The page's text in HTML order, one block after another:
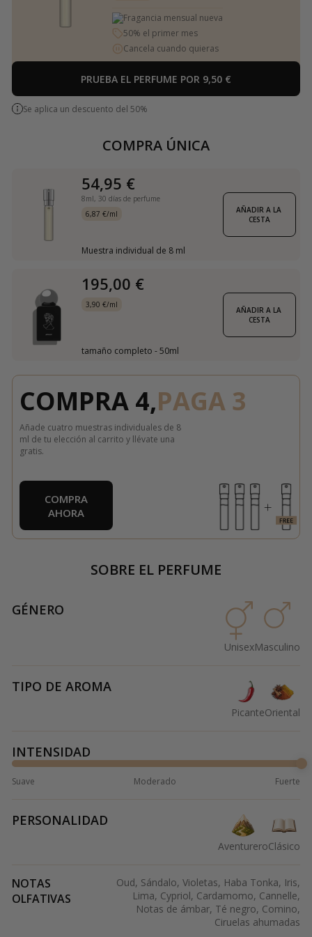
Fragancia mensual nueva
50% el primer mes
Cancela cuando quieras
PRUEBA EL PERFUME POR 9,50 €
Se aplica un descuento del 50%
COMPRA ÚNICA
54,95 €
8ml, 30 días de perfume
6,87 €/ml
Muestra individual de 8 ml
AÑADIR A LA
CESTA
195,00 €
3,90 €/ml
tamaño completo - 50ml
AÑADIR A LA
CESTA
COMPRA 4,PAGA 3
Añade cuatro muestras individuales de 8
ml de tu elección al carrito y llévate una
gratis.
COMPRA
AHORA
SOBRE EL PERFUME
GÉNERO
UnisexMasculino
TIPO DE AROMA
PicanteOriental
INTENSIDAD
Suave Moderado Fuerte
PERSONALIDAD
AventureroClásico
NOTAS
OLFATIVAS
Oud, Sándalo, Violetas, Haba Tonka, Iris,
Lima, Cypriol, Cardamomo, Cannelle,
Notas de ámbar, Té negro, Comino,
Ciruelas ahumadas